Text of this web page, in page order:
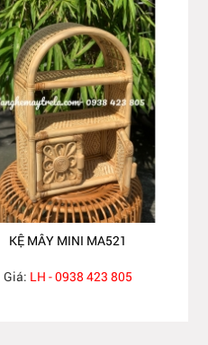
KỆ MÂY MINI MA521
Giá: LH - 0938 423 805